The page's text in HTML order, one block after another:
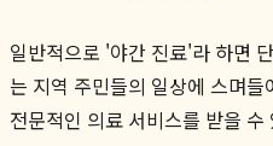
일반적으로 '야간 진료'라 하면
는 지역 주민들의 일상에 스며
전문적인 의료 서비스를 받을